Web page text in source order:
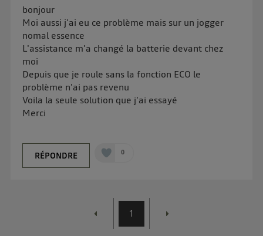
bonjour
Moi aussi j'ai eu ce problème mais sur un jogger
nomal essence
L'assistance m'a changé la batterie devant chez
moi
Depuis que je roule sans la fonction ECO le
problème n'ai pas revenu
Voila la seule solution que j'ai essayé
Merci
RÉPONDRE 0
1
surle portail d’Utiq
« gérer Utiq » en bas de ce site. Pour plus
d'informations, veuillez consulter
d'information sur les données personnelles